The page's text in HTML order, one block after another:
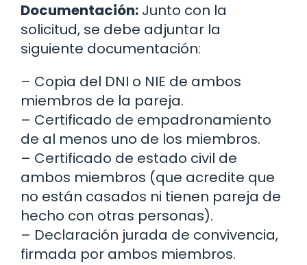
Documentación: Junto con la
solicitud, se debe adjuntar la
siguiente documentación:
– Copia del DNI o NIE de ambos
miembros de la pareja.
– Certificado de empadronamiento
de al menos uno de los miembros.
– Certificado de estado civil de
ambos miembros (que acredite que
no están casados ni tienen pareja de
hecho con otras personas).
– Declaración jurada de convivencia,
firmada por ambos miembros.